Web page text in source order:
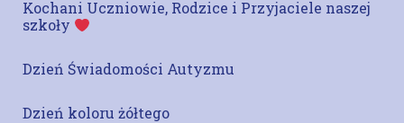
Kochani Uczniowie, Rodzice i Przyjaciele naszej
szkoły
Dzień Świadomości Autyzmu
Dzień koloru żółtego